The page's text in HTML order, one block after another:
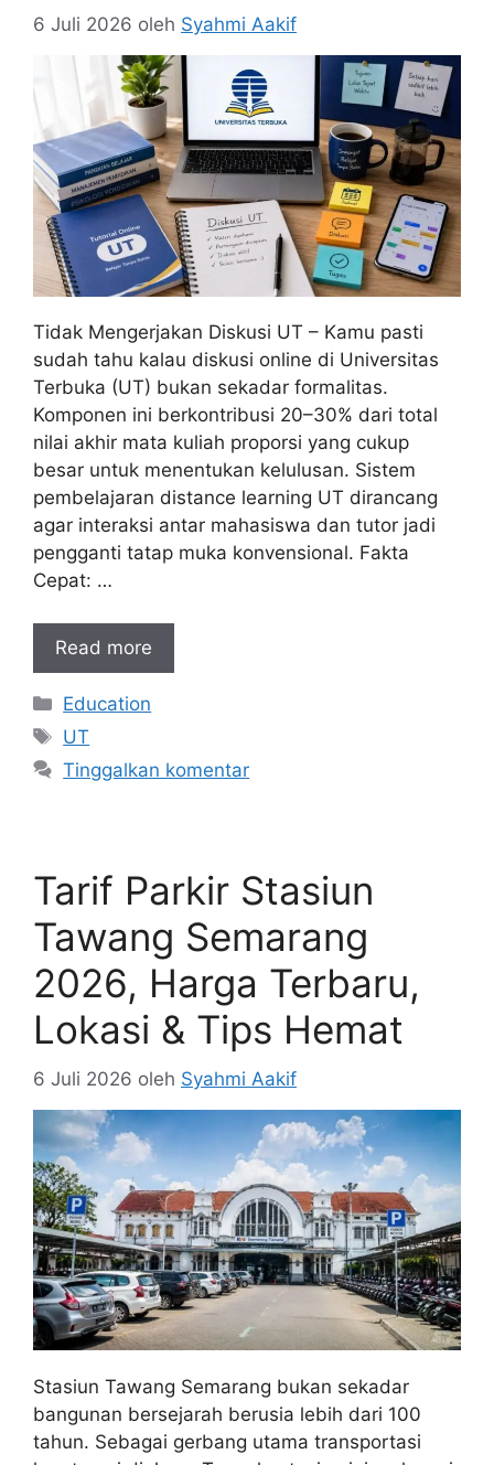
6 Juli 2026 oleh Syahmi Aakif
Tidak Mengerjakan Diskusi UT – Kamu pasti
sudah tahu kalau diskusi online di Universitas
Terbuka (UT) bukan sekadar formalitas.
Komponen ini berkontribusi 20–30% dari total
nilai akhir mata kuliah proporsi yang cukup
besar untuk menentukan kelulusan. Sistem
pembelajaran distance learning UT dirancang
agar interaksi antar mahasiswa dan tutor jadi
pengganti tatap muka konvensional. Fakta
Cepat: …
Read more
Kategori
Education
Tag
UT
Tinggalkan komentar
Tarif Parkir Stasiun
Tawang Semarang
2026, Harga Terbaru,
Lokasi & Tips Hemat
6 Juli 2026 oleh Syahmi Aakif
Stasiun Tawang Semarang bukan sekadar
bangunan bersejarah berusia lebih dari 100
tahun. Sebagai gerbang utama transportasi